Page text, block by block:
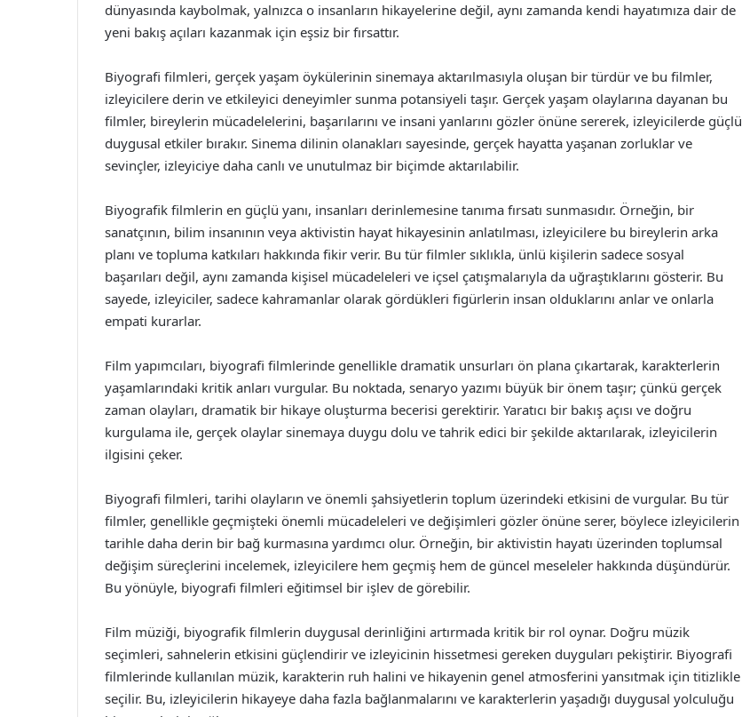
dünyasında kaybolmak, yalnızca o insanların hikayelerine değil, aynı zamanda kendi hayatımıza dair de
yeni bakış açıları kazanmak için eşsiz bir fırsattır.
Biyografi filmleri, gerçek yaşam öykülerinin sinemaya aktarılmasıyla oluşan bir türdür ve bu filmler,
izleyicilere derin ve etkileyici deneyimler sunma potansiyeli taşır. Gerçek yaşam olaylarına dayanan bu
filmler, bireylerin mücadelelerini, başarılarını ve insani yanlarını gözler önüne sererek, izleyicilerde güçlü
duygusal etkiler bırakır. Sinema dilinin olanakları sayesinde, gerçek hayatta yaşanan zorluklar ve
sevinçler, izleyiciye daha canlı ve unutulmaz bir biçimde aktarılabilir.
Biyografik filmlerin en güçlü yanı, insanları derinlemesine tanıma fırsatı sunmasıdır. Örneğin, bir
sanatçının, bilim insanının veya aktivistin hayat hikayesinin anlatılması, izleyicilere bu bireylerin arka
planı ve topluma katkıları hakkında fikir verir. Bu tür filmler sıklıkla, ünlü kişilerin sadece sosyal
başarıları değil, aynı zamanda kişisel mücadeleleri ve içsel çatışmalarıyla da uğraştıklarını gösterir. Bu
sayede, izleyiciler, sadece kahramanlar olarak gördükleri figürlerin insan olduklarını anlar ve onlarla
empati kurarlar.
Film yapımcıları, biyografi filmlerinde genellikle dramatik unsurları ön plana çıkartarak, karakterlerin
yaşamlarındaki kritik anları vurgular. Bu noktada, senaryo yazımı büyük bir önem taşır; çünkü gerçek
zaman olayları, dramatik bir hikaye oluşturma becerisi gerektirir. Yaratıcı bir bakış açısı ve doğru
kurgulama ile, gerçek olaylar sinemaya duygu dolu ve tahrik edici bir şekilde aktarılarak, izleyicilerin
ilgisini çeker.
Biyografi filmleri, tarihi olayların ve önemli şahsiyetlerin toplum üzerindeki etkisini de vurgular. Bu tür
filmler, genellikle geçmişteki önemli mücadeleleri ve değişimleri gözler önüne serer, böylece izleyicilerin
tarihle daha derin bir bağ kurmasına yardımcı olur. Örneğin, bir aktivistin hayatı üzerinden toplumsal
değişim süreçlerini incelemek, izleyicilere hem geçmiş hem de güncel meseleler hakkında düşündürür.
Bu yönüyle, biyografi filmleri eğitimsel bir işlev de görebilir.
Film müziği, biyografik filmlerin duygusal derinliğini artırmada kritik bir rol oynar. Doğru müzik
seçimleri, sahnelerin etkisini güçlendirir ve izleyicinin hissetmesi gereken duyguları pekiştirir. Biyografi
filmlerinde kullanılan müzik, karakterin ruh halini ve hikayenin genel atmosferini yansıtmak için titizlikle
seçilir. Bu, izleyicilerin hikayeye daha fazla bağlanmalarını ve karakterlerin yaşadığı duygusal yolculuğu